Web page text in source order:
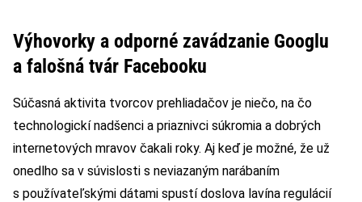
Výhovorky a odporné zavádzanie Googlu
a falošná tvár Facebooku
Súčasná aktivita tvorcov prehliadačov je niečo, na čo
technologickí nadšenci a priaznivci súkromia a dobrých
internetových mravov čakali roky. Aj keď je možné, že už
onedlho sa v súvislosti s neviazaným narábaním
s používateľskými dátami spustí doslova lavína regulácií